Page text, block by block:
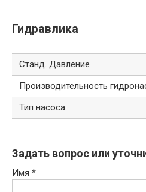
Гидравлика
Станд. Давление
Производительность
Тип насоса
Задать вопрос или
Имя *